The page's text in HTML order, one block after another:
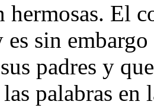
hermosas. El
es sin
padres y
palabras